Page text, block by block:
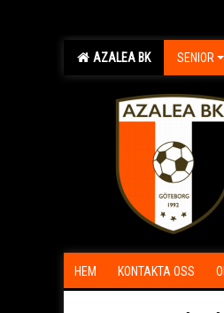
AZALEA BK SENIOR
HEM KONTAKTA OSS